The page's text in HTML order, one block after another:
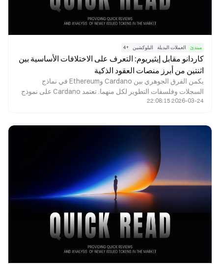
مبتدئ العملات البديلة البلوكشين +
4
كاردانو مقابل إيثيريوم: التعرف على الاختلافات الأساسية بين
اثنتين من أبرز منصات العقود الذكية
يكمن الفرق الجوهري بين Cardano وEthereum في نماذج
السجلات وفلسفات التطوير لكل منهما. تعتمد Cardano على نموذج
2026-03-24 22:08:15